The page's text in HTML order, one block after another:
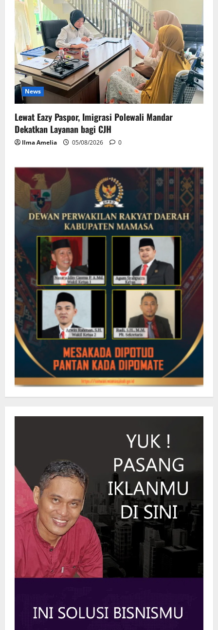
News
Lewat Eazy Paspor, Imigrasi Polewali Mandar
Dekatkan Layanan bagi CJH
Ilma Amelia 05/08/2026 0